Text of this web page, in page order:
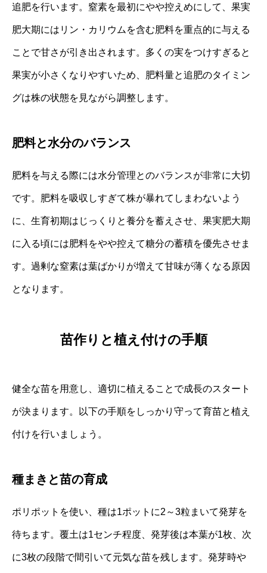
追肥を行います。窒素を最初にやや控えめにして、果実
肥大期にはリン・カリウムを含む肥料を重点的に与える
ことで甘さが引き出されます。多くの実をつけすぎると
果実が小さくなりやすいため、肥料量と追肥のタイミン
グは株の状態を見ながら調整します。
肥料と水分のバランス
肥料を与える際には水分管理とのバランスが非常に大切
です。肥料を吸収しすぎて株が暴れてしまわないよう
に、生育初期はじっくりと養分を蓄えさせ、果実肥大期
に入る頃には肥料をやや控えて糖分の蓄積を優先させま
す。過剰な窒素は葉ばかりが増えて甘味が薄くなる原因
となります。
苗作りと植え付けの手順
健全な苗を用意し、適切に植えることで成長のスタート
が決まります。以下の手順をしっかり守って育苗と植え
付けを行いましょう。
種まきと苗の育成
ポリポットを使い、種は1ポットに2～3粒まいて発芽を
待ちます。覆土は1センチ程度、発芽後は本葉が1枚、次
に3枚の段階で間引いて元気な苗を残します。発芽時や